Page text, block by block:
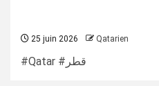
25 juin 2026 Qatarien
#Qatar #قطر